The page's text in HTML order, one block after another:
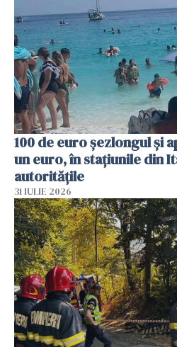
100 de euro șezlongul și
un euro, în stațiunile din
autoritățile
31 IULIE 2026